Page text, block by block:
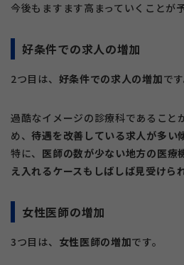
今後もますます高まっていくことが
好条件での求人の増加
2つ目は、 好条件での求人の増加です
過酷なイメージの診療科であること
め、待遇を改善している求人が多い
特に、 医師の数が少ない地方の医療
え入れるケースもしばしば見受けら
女性医師の増加
3つ目は、 女性医師の増加です。